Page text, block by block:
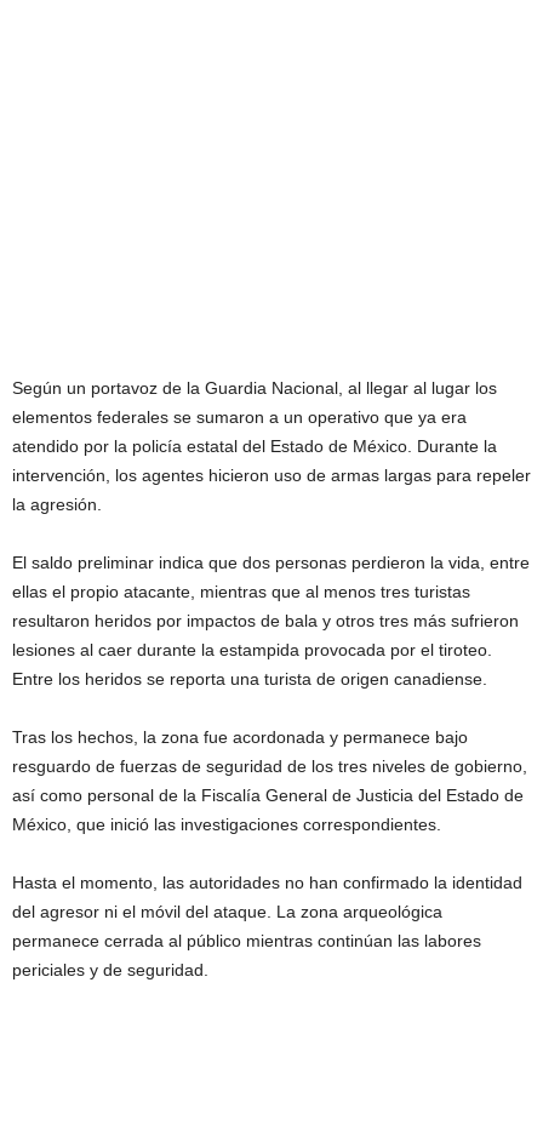
Según un portavoz de la Guardia Nacional, al llegar al lugar los
elementos federales se sumaron a un operativo que ya era
atendido por la policía estatal del Estado de México. Durante la
intervención, los agentes hicieron uso de armas largas para repeler
la agresión.
El saldo preliminar indica que dos personas perdieron la vida, entre
ellas el propio atacante, mientras que al menos tres turistas
resultaron heridos por impactos de bala y otros tres más sufrieron
lesiones al caer durante la estampida provocada por el tiroteo.
Entre los heridos se reporta una turista de origen canadiense.
Tras los hechos, la zona fue acordonada y permanece bajo
resguardo de fuerzas de seguridad de los tres niveles de gobierno,
así como personal de la Fiscalía General de Justicia del Estado de
México, que inició las investigaciones correspondientes.
Hasta el momento, las autoridades no han confirmado la identidad
del agresor ni el móvil del ataque. La zona arqueológica
permanece cerrada al público mientras continúan las labores
periciales y de seguridad.